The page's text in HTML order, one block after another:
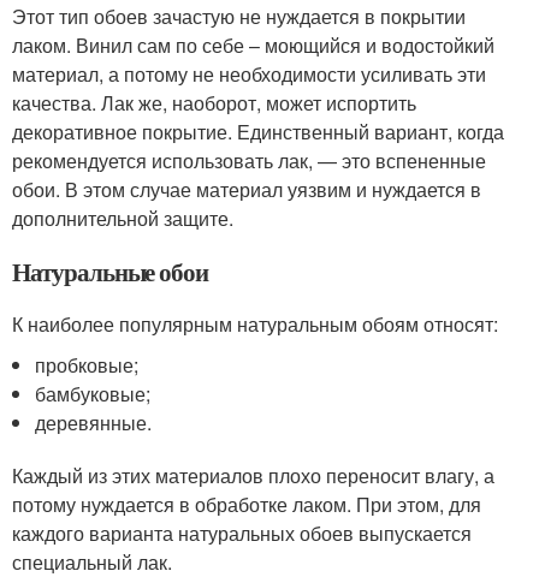
Этот тип обоев зачастую не нуждается в покрытии
лаком. Винил сам по себе – моющийся и водостойкий
материал, а потому не необходимости усиливать эти
качества. Лак же, наоборот, может испортить
декоративное покрытие. Единственный вариант, когда
рекомендуется использовать лак, — это вспененные
обои. В этом случае материал уязвим и нуждается в
дополнительной защите.
Натуральные обои
К наиболее популярным натуральным обоям относят:
пробковые;
бамбуковые;
деревянные.
Каждый из этих материалов плохо переносит влагу, а
потому нуждается в обработке лаком. При этом, для
каждого варианта натуральных обоев выпускается
специальный лак.